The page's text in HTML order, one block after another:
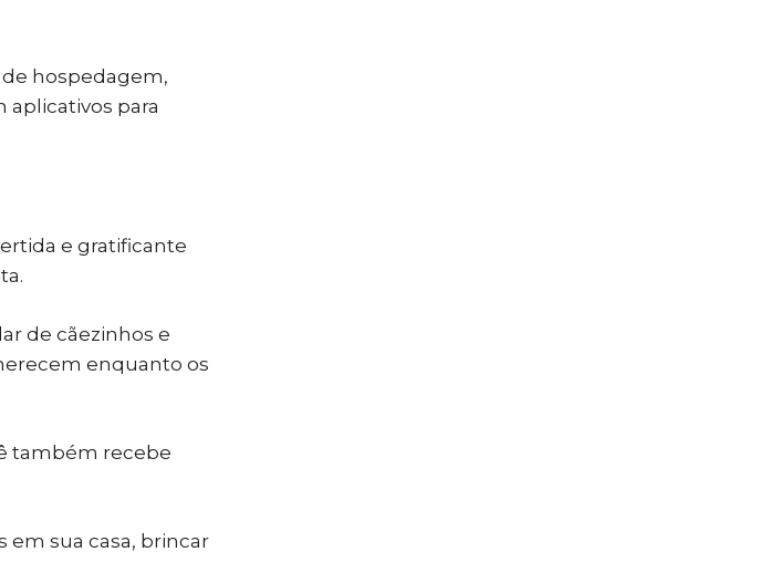
hospedagem,
para
e gratificante
de cãezinhos e
enquanto os
também recebe
em sua casa, brincar